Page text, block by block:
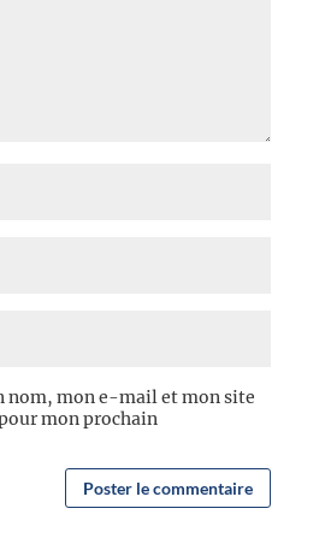
nom, mon e-mail et mon site
mon prochain